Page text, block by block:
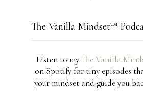
The Vanilla Mindset™
Listen to myThe Vanilla
on Spotify for tiny episodes
your mindset and guide you